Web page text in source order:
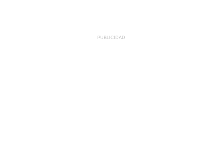
PUBLICIDAD